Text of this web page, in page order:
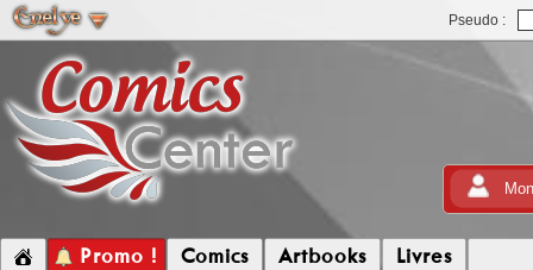
Pseudo :
Promo ! Comics Artbooks Livres